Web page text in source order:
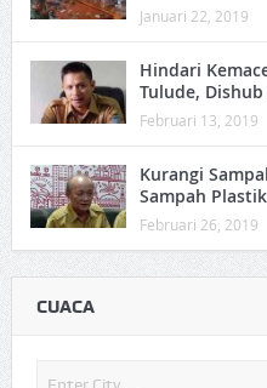
Januari 22, 2019
Hindari
Tulude,
Februari 13, 2019
Kurangi
Sampah Plastik
Februari 26, 2019
CUACA